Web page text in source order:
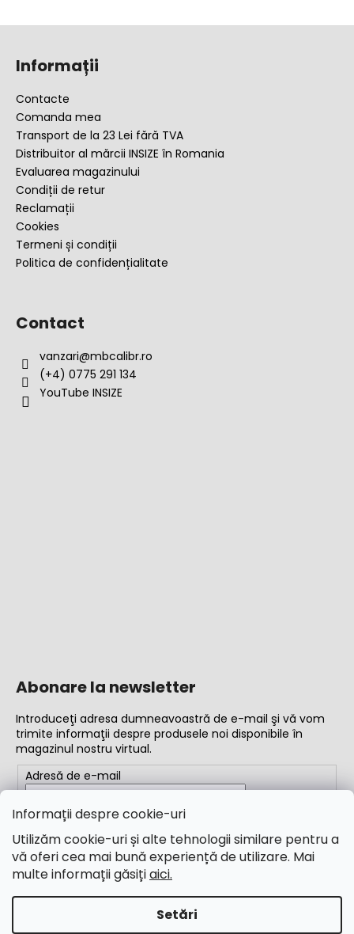
Informații despre cookie-uri
Utilizăm cookie-uri și alte tehnologii similare pentru a
vă oferi cea mai bună experiență de utilizare. Mai
multe informații găsițiaici.
Setări
Informații
Contacte
Comanda mea
Transport de la 23 Lei fără TVA
Distribuitor al mărcii INSIZE în Romania
Evaluarea magazinului
Condiții de retur
Reclamații
Cookies
Termeni și condiții
Politica de confidențialitate
Contact
vanzari@mbcalibr.ro
(+4) 0775 291 134
YouTube INSIZE
Abonare la newsletter
Introduceţi adresa dumneavoastră de e-mail şi vă vom
trimite informaţii despre produsele noi disponibile în
magazinul nostru virtual.
Adresă de e-mail
Completând adresa de e-mail, acceptați
condițiile
ABONARE